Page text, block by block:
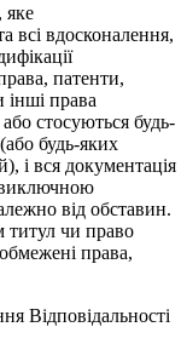
яке
всі вдосконалення,
патенти,
інші права
стосуються будь-
будь-яких
і вся документація
виключною
від обставин.
титул чи право
права,
Відповідальності